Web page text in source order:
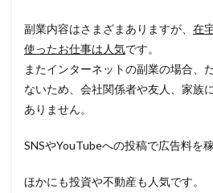
副業内容はさまざまありますが、 在
使ったお仕事は人気です。
またインターネットの副業の場合、
ないため、会社関係者や友人、家族
ありません。
SNSやYouTubeへの投稿で広告料を
ほかにも投資や不動産も人気です。